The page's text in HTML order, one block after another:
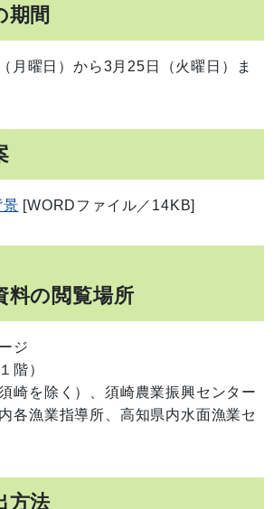
期間
月曜日）から3月25日（火曜日）ま
景 [WORDファイル／14KB]
料の閲覧場所
ジ
階）
崎を除く）、須崎農業振興センター
各漁業指導所、高知県内水面漁業セ
方法